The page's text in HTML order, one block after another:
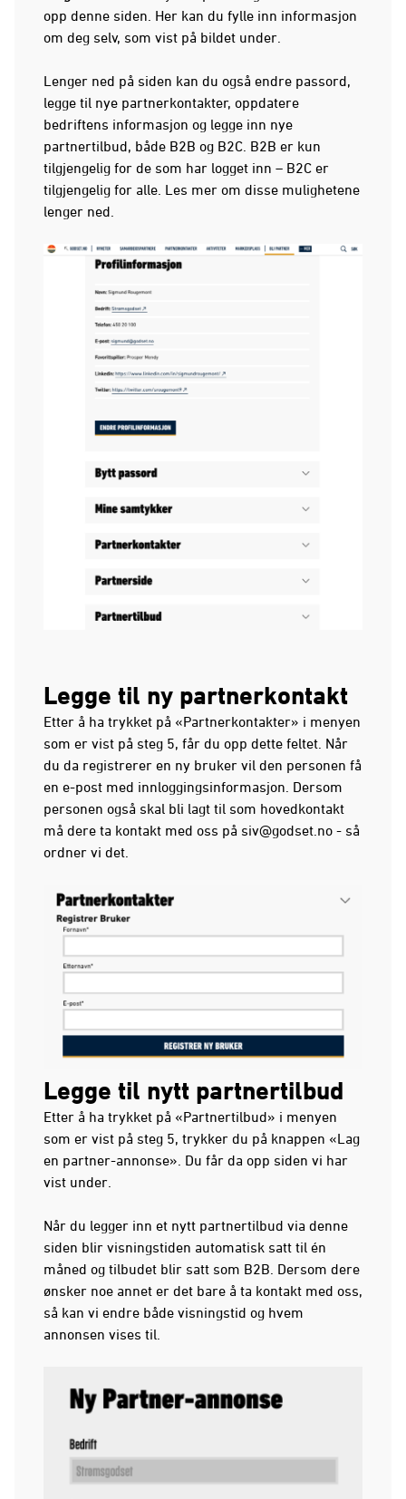
opp denne siden. Her kan du fylle inn informasjon
om deg selv, som vist på bildet under.
Lenger ned på siden kan du også endre passord,
legge til nye partnerkontakter, oppdatere
bedriftens informasjon og legge inn nye
partnertilbud, både B2B og B2C. B2B er kun
tilgjengelig for de som har logget inn – B2C er
tilgjengelig for alle. Les mer om disse mulighetene
lenger ned.
Legge til ny partnerkontakt
Etter å ha trykket på «Partnerkontakter» i menyen
som er vist på steg 5, får du opp dette feltet. Når
du da registrerer en ny bruker vil den personen få
en e-post med innloggingsinformasjon. Dersom
personen også skal bli lagt til som hovedkontakt
må dere ta kontakt med oss på siv@godset.no - så
ordner vi det.
Legge til nytt partnertilbud
Etter å ha trykket på «Partnertilbud» i menyen
som er vist på steg 5, trykker du på knappen «Lag
en partner-annonse». Du får da opp siden vi har
vist under.
Når du legger inn et nytt partnertilbud via denne
siden blir visningstiden automatisk satt til én
måned og tilbudet blir satt som B2B. Dersom dere
ønsker noe annet er det bare å ta kontakt med oss,
så kan vi endre både visningstid og hvem
annonsen vises til.